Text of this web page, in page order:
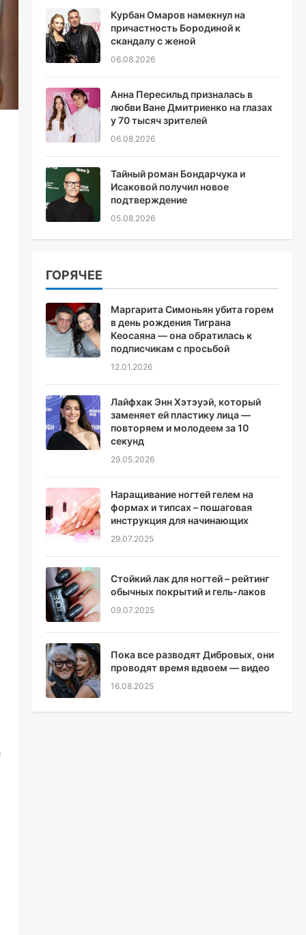
Курбан Омаров намекнул на
причастность Бородиной к
скандалу с женой
06.08.2026
Анна Пересильд призналась в
любви Ване Дмитриенко на глазах
у 70 тысяч зрителей
06.08.2026
Тайный роман Бондарчука и
Исаковой получил новое
подтверждение
05.08.2026
ГОРЯЧЕЕ
Маргарита Симоньян убита горем
в день рождения Тиграна
Кеосаяна — она обратилась к
подписчикам с просьбой
12.01.2026
Лайфхак Энн Хэтэуэй, который
заменяет ей пластику лица —
повторяем и молодеем за 10
секунд
29.05.2026
Наращивание ногтей гелем на
формах и типсах – пошаговая
инструкция для начинающих
29.07.2025
Стойкий лак для ногтей – рейтинг
обычных покрытий и гель-лаков
09.07.2025
Пока все разводят Дибровых, они
проводят время вдвоем — видео
16.08.2025